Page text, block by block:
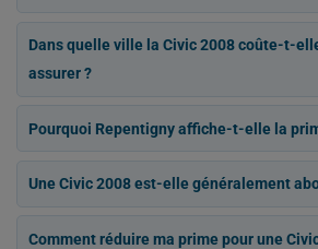
Dans quelle ville la Civic 2008 coûte-t-
assurer ?
Pourquoi Repentigny affiche-t-elle la
Une Civic 2008 est-elle généralement
Comment réduire ma prime pour une